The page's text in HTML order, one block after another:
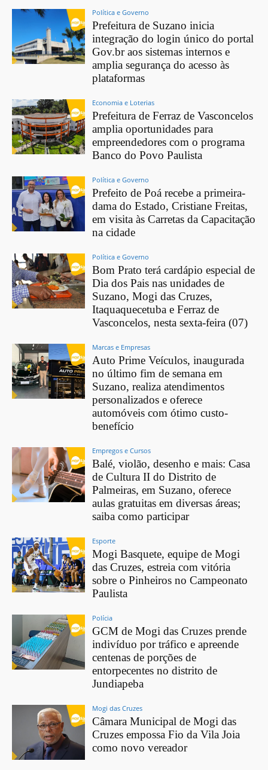
Política e Governo
Prefeitura de Suzano inicia
integração do login único do portal
Gov.br aos sistemas internos e
amplia segurança do acesso às
plataformas
Economia e Loterias
Prefeitura de Ferraz de Vasconcelos
amplia oportunidades para
empreendedores com o programa
Banco do Povo Paulista
Política e Governo
Prefeito de Poá recebe a primeira-
dama do Estado, Cristiane Freitas,
em visita às Carretas da Capacitação
na cidade
Política e Governo
Bom Prato terá cardápio especial de
Dia dos Pais nas unidades de
Suzano, Mogi das Cruzes,
Itaquaquecetuba e Ferraz de
Vasconcelos, nesta sexta-feira (07)
Marcas e Empresas
Auto Prime Veículos, inaugurada
no último fim de semana em
Suzano, realiza atendimentos
personalizados e oferece
automóveis com ótimo custo-
benefício
Empregos e Cursos
Balé, violão, desenho e mais: Casa
de Cultura II do Distrito de
Palmeiras, em Suzano, oferece
aulas gratuitas em diversas áreas;
saiba como participar
Esporte
Mogi Basquete, equipe de Mogi
das Cruzes, estreia com vitória
sobre o Pinheiros no Campeonato
Paulista
Polícia
GCM de Mogi das Cruzes prende
indivíduo por tráfico e apreende
centenas de porções de
entorpecentes no distrito de
Jundiapeba
Mogi das Cruzes
Câmara Municipal de Mogi das
Cruzes empossa Fio da Vila Joia
como novo vereador